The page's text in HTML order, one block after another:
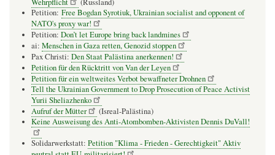
Wehrpflicht
(Russland)
Petition: Free Bogdan Syrotiuk, Ukrainian socialist and opponent of
NATO's proxy war!
Petition: Don’t let Europe bring back landmines
ai: Menschen in Gaza retten, Genozid stoppen
Pax Christi: Den Staat Palästina anerkennen!
Petition für den Rücktritt von Van der Leyen
Petition für ein weltweites Verbot bewaffneter Drohnen
Tell the Ukrainian Government to Drop Prosecution of Peace Activist
Yurii Sheliazhenko
Aufruf der Mütter
(Isreal-Palästina)
Keine Ausweisung des Anti-Atombomben-Aktivisten Dennis DuVall!
Solidarwerkstatt: Petition "Klima - Frieden - Gerechtigkeit" Aktiv